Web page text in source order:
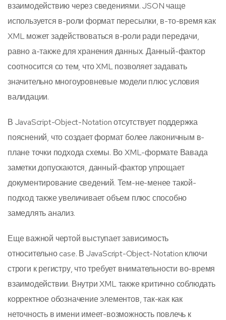
взаимодействию через сведениями. JSON чаще
используется в-роли формат пересылки, в-то-время как
XML может задействоваться в-роли ради передачи,
равно а-также для хранения данных. Данный-фактор
соотносится со тем, что XML позволяет задавать
значительно многоуровневые модели плюс условия
валидации.
В JavaScript-Object-Notation отсутствует поддержка
пояснений, что создает формат более лаконичным в-
плане точки подхода схемы. Во XML-формате Вавада
заметки допускаются, данный-фактор упрощает
документирование сведений. Тем-не-менее такой-
подход также увеличивает объем плюс способно
замедлять анализ.
Еще важной чертой выступает зависимость
относительно case. В JavaScript-Object-Notation ключи
строги к регистру, что требует внимательности во-время
взаимодействии. Внутри XML также критично соблюдать
корректное обозначение элементов, так-как как
неточность в имени имеет-возможность повлечь к